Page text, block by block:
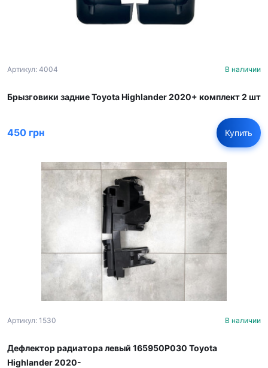
Артикул: 4004 В наличии
Брызговики задние Toyota Highlander 2020+ комплект 2 шт
450 грн Купить
Артикул: 1530 В наличии
Дефлектор радиатора левый 165950P030 Toyota
Highlander 2020-